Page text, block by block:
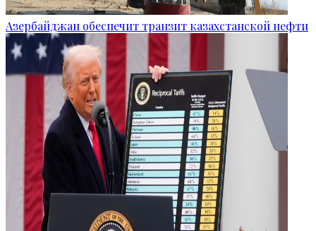
Азербайджан обеспечит транзит казахстанской нефти